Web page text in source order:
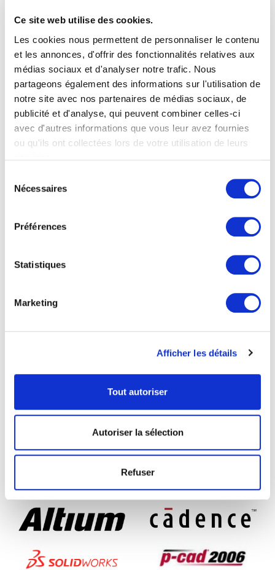
Ce site web utilise des cookies.
Les cookies nous permettent de personnaliser le contenu
et les annonces, d'offrir des fonctionnalités relatives aux
médias sociaux et d'analyser notre trafic. Nous
partageons également des informations sur l'utilisation de
notre site avec nos partenaires de médias sociaux, de
publicité et d'analyse, qui peuvent combiner celles-ci
avec d'autres informations que vous leur avez fournies
ou qu'ils ont collectées lors de votre utilisation de leurs
Nécessaires
Préférences
Statistiques
Marketing
Afficher les détails
Tout autoriser
Autoriser la sélection
Refuser
Une question ?
+33 (0)2 32 54 08 99
Gestion de projet
Conseil en industrialisation
Prototype de cartes câblées en délai
court
Câblage cartes et intégration de produits